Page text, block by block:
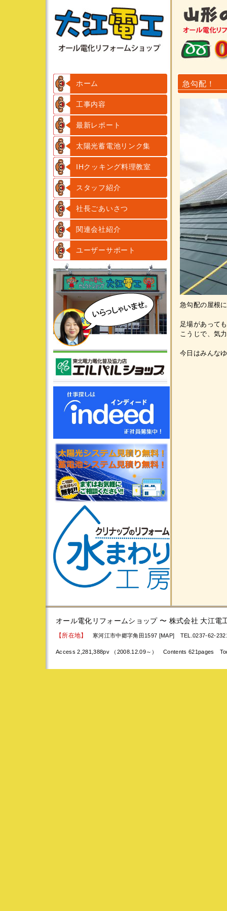
ホーム
工事内容
最新レポート
太陽光蓄電池リンク集
IHクッキング料理教室
スタッフ紹介
社長ごあいさつ
関連会社紹介
ユーザーサポート
急勾配！
急勾配の屋根
足場があって
こうじで、気
今日はみんな
オール電化リフォームショップ 〜 株式会社 大江電
【所在地】 寒河江市中郷字角田1597 [MAP] TEL.0237-62-
Access 2,281,388pv （2008.12.09～） Contents 621pages